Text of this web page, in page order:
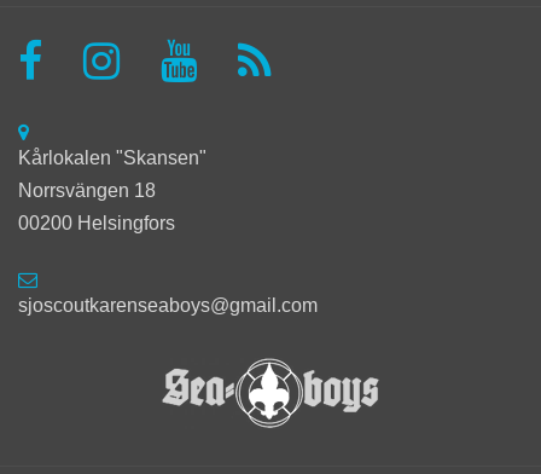
Kårlokalen "Skansen"
Norrsvängen 18
00200 Helsingfors
sjoscoutkarenseaboys@gmail.com